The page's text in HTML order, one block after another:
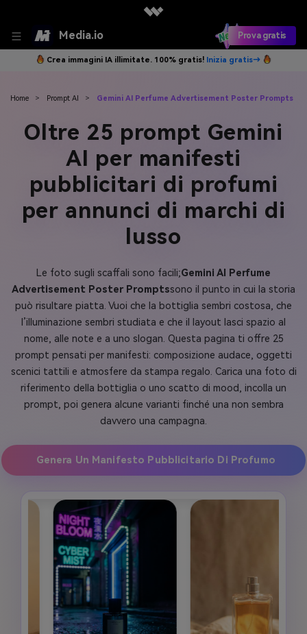
Media.io Prova gratis
Crea immagini IA illimitate. 100% gratis! Inizia gratis→
Home > Prompt AI > Gemini AI Perfume Advertisement Poster Prompts
Oltre 25 prompt Gemini
AI per manifesti
pubblicitari di profumi
per annunci di marchi di
lusso
Le foto sugli scaffali sono facili;Gemini AI Perfume
Advertisement Poster Promptssono il punto in cui la storia
può risultare piatta. Vuoi che la bottiglia sembri costosa, che
l’illuminazione sembri studiata e che il layout lasci spazio al
nome, alle note e a uno slogan. Questa pagina ti offre 25
prompt pensati per manifesti: composizione audace, oggetti
scenici tattili e atmosfere da stampa regalo. Carica una foto di
riferimento della bottiglia o uno scatto di mood, incolla un
prompt, poi genera alcune varianti finché una non sembra
davvero una campagna.
Genera Un Manifesto Pubblicitario Di Profumo